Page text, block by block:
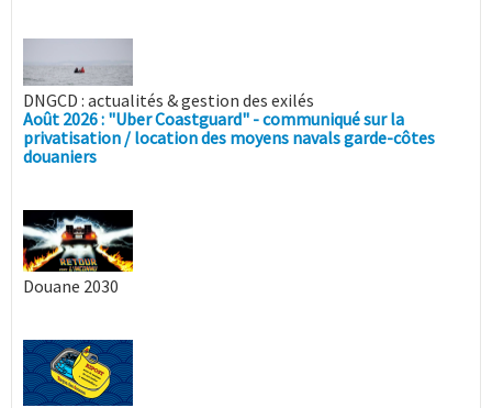
DNGCD : actualités & gestion des exilés
Août 2026 : "Uber Coastguard" - communiqué sur la
privatisation / location des moyens navals garde-côtes
douaniers
Douane 2030